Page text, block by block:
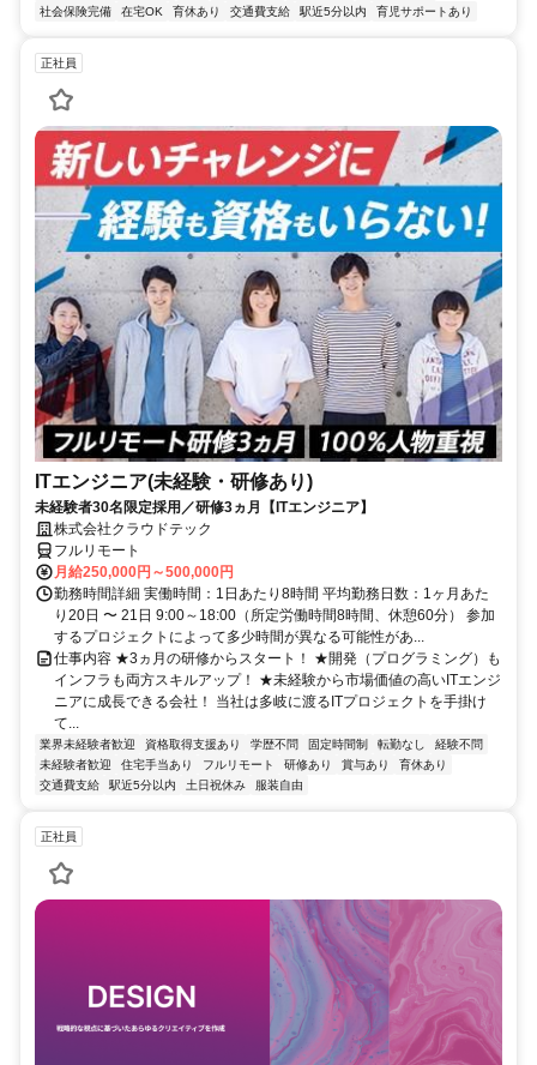
社会保険完備
在宅OK 育休あり 交通費支給 駅近5分以内 育児サポートあり
正社員
ITエンジニア(未経験・研修あり)
未経験者30名限定採用／研修3ヵ月【ITエンジニア】
株式会社クラウドテック
フルリモート
月給250,000円～500,000円
勤務時間詳細 実働時間：1日あたり8時間 平均勤務日数：1ヶ月あた
り20日 〜 21日 9:00～18:00（所定労働時間8時間、休憩60分） 参加
するプロジェクトによって多少時間が異なる可能性があ...
仕事内容 ★3ヵ月の研修からスタート！ ★開発（プログラミング）も
インフラも両方スキルアップ！ ★未経験から市場価値の高いITエンジ
ニアに成長できる会社！ 当社は多岐に渡るITプロジェクトを手掛け
て...
業界未経験者歓迎 資格取得支援あり 学歴不問 固定時間制 転勤なし
経験不問
未経験者歓迎
住宅手当あり フルリモート 研修あり 賞与あり
育休あり
交通費支給
駅近5分以内 土日祝休み 服装自由
正社員